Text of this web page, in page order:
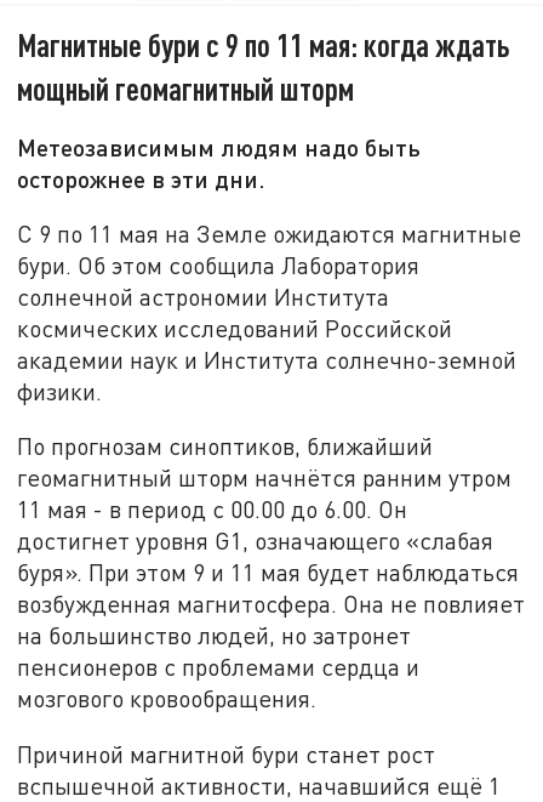
Магнитные бури с 9 по 11 мая: когда ждать
мощный геомагнитный шторм
Метеозависимым людям надо быть
осторожнее в эти дни.
С 9 по 11 мая на Земле ожидаются магнитные
бури. Об этом сообщила Лаборатория
солнечной астрономии Института
космических исследований Российской
академии наук и Института солнечно-земной
физики.
По прогнозам синоптиков, ближайший
геомагнитный шторм начнётся ранним утром
11 мая - в период с 00.00 до 6.00. Он
достигнет уровня G1, означающего «слабая
буря». При этом 9 и 11 мая будет наблюдаться
возбужденная магнитосфера. Она не повлияет
на большинство людей, но затронет
пенсионеров с проблемами сердца и
мозгового кровообращения.
Причиной магнитной бури станет рост
вспышечной активности, начавшийся ещё 1